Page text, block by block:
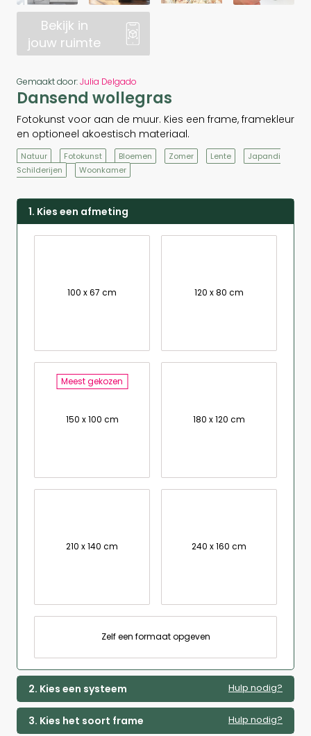
Bekijk in
jouw ruimte
Gemaakt door:Julia Delgado
Dansend wollegras
Fotokunst voor aan de muur. Kies een frame, framekleur
en optioneel akoestisch materiaal.
Natuur Fotokunst Bloemen Zomer Lente
Japandi
Schilderijen
Woonkamer
1. Kies een afmeting
100 x 67 cm 120 x 80 cm
Meest gekozen
150 x 100 cm 180 x 120 cm
210 x 140 cm 240 x 160 cm
Zelf een formaat opgeven
2. Kies een systeem Hulp nodig?
3. Kies het soort frame Hulp nodig?